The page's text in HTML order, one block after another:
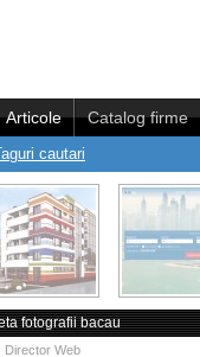
Articole Catalog firme
cautari
fotografii bacau
Director Web